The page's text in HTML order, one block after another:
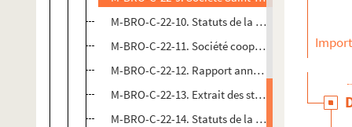
M-BRO-C-22-10. Statuts de la société anonyme
M-BRO-C-22-11. Société coopérative agricole
M-BRO-C-22-12. Rapport annuel, du 1er janvier
M-BRO-C-22-13. Extrait des statuts de la
M-BRO-C-22-14. Statuts de la société